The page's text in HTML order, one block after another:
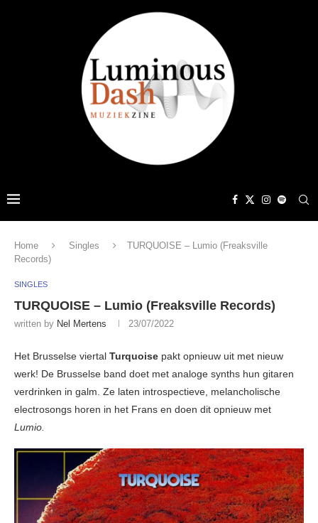
Home Singles
TURQUOISE – Lumio (Freaksville
Records)
SINGLES
TURQUOISE – Lumio (Freaksville Records)
written by Nel Mertens 23/07/2022
Het Brusselse viertal Turquoise pakt opnieuw uit met nieuw
werk! De Brusselse band doet met analoge synths hun gitaren
verdrinken in galm. Ze laten introspectieve, melancholische
electrosongs horen in het Frans en doen dit opnieuw met
Lumio.